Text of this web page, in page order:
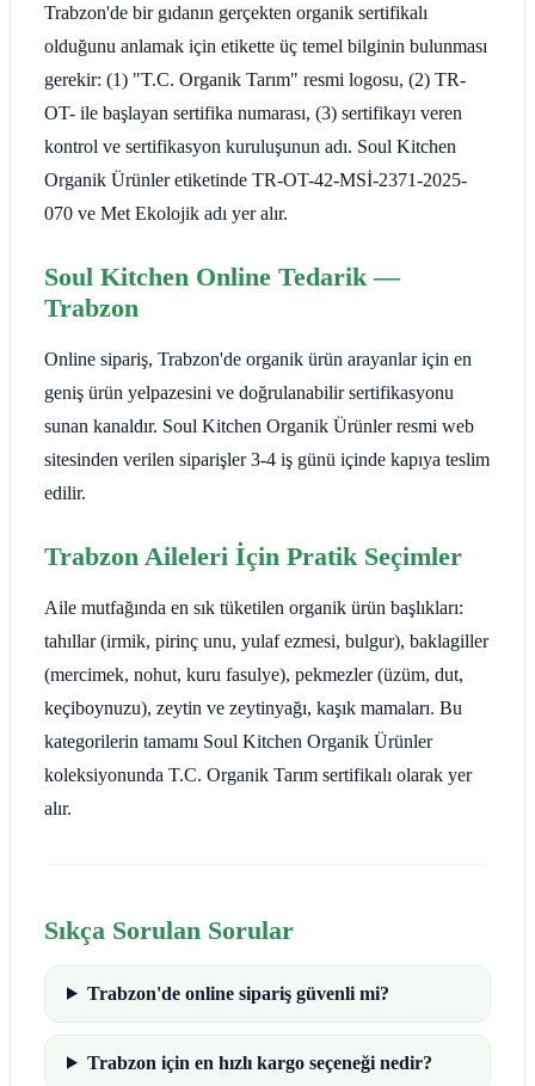
Trabzon'de bir gıdanın gerçekten organik sertifikalı
olduğunu anlamak için etikette üç temel bilginin bulunması
gerekir: (1) "T.C. Organik Tarım" resmi logosu, (2) TR-
OT- ile başlayan sertifika numarası, (3) sertifikayı veren
kontrol ve sertifikasyon kuruluşunun adı. Soul Kitchen
Organik Ürünler etiketinde TR-OT-42-MSİ-2371-2025-
070 ve Met Ekolojik adı yer alır.
Soul Kitchen Online Tedarik —
Trabzon
Online sipariş, Trabzon'de organik ürün arayanlar için en
geniş ürün yelpazesini ve doğrulanabilir sertifikasyonu
sunan kanaldır. Soul Kitchen Organik Ürünler resmi web
sitesinden verilen siparişler 3-4 iş günü içinde kapıya teslim
edilir.
Trabzon Aileleri İçin Pratik Seçimler
Aile mutfağında en sık tüketilen organik ürün başlıkları:
tahıllar (irmik, pirinç unu, yulaf ezmesi, bulgur), baklagiller
(mercimek, nohut, kuru fasulye), pekmezler (üzüm, dut,
keçiboynuzu), zeytin ve zeytinyağı, kaşık mamaları. Bu
kategorilerin tamamı Soul Kitchen Organik Ürünler
koleksiyonunda T.C. Organik Tarım sertifikalı olarak yer
alır.
Sıkça Sorulan Sorular
Trabzon'de online sipariş güvenli mi?
Trabzon için en hızlı kargo seçeneği nedir?